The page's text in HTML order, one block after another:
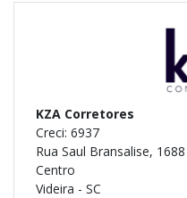
KZA Corretores
Creci: 6937
Rua Saul Bransalise, 1688
Centro
Videira - SC